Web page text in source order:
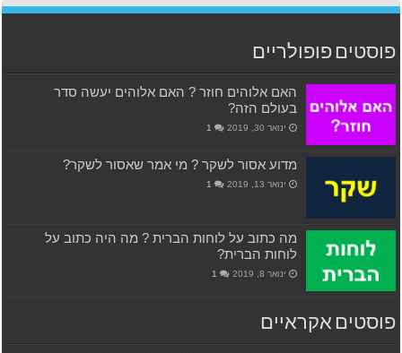
פוסטים פופולריים
האם אלוהים חוזר ? האם אלוהים יעשה סדר
בעולם הזה?
ינואר 30, 2019 1
מדוע אסור לשקר ? מי אמר שאסור לשקר?
ינואר 13, 2019 1
מה כתוב על לוחות הברית ? מה היה כתוב על
לוחות הברית?
ינואר 8, 2019 1
פוסטים אקראיים